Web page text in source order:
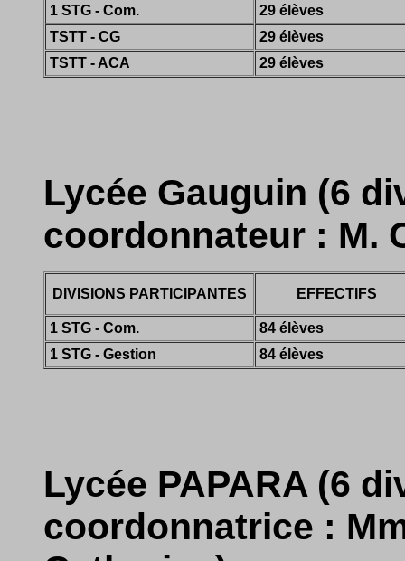
1 STG - Com.
29 élèves
TSTT - CG
29 élèves
TSTT - ACA
29 élèves
Lycée Gauguin (6
coordonnateur : M.
DIVISIONS PARTICIPANTES EFFECTIFS
1 STG - Com.
84 élèves
1 STG - Gestion
84 élèves
Lycée PAPARA (6
coordonnatrice :